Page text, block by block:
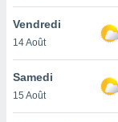
ainsi
un
la
du
Vendredi
14 Août
Samedi
15 Août